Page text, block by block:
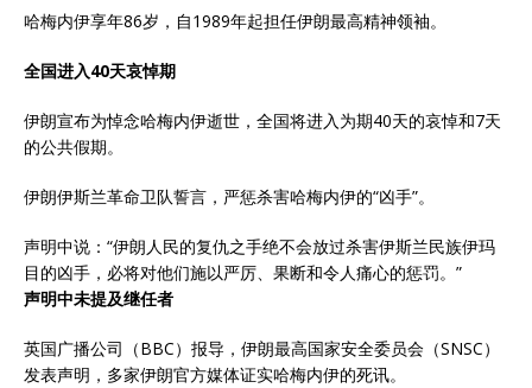
哈梅内伊享年86岁，自1989年起担任伊朗最高精神领袖。
全国进入40天哀悼期
伊朗宣布为悼念哈梅内伊逝世，全国将进入为期40天的哀悼和7天
的公共假期。
伊朗伊斯兰革命卫队誓言，严惩杀害哈梅内伊的“凶手”。
声明中说：“伊朗人民的复仇之手绝不会放过杀害伊斯兰民族伊玛
目的凶手，必将对他们施以严厉、果断和令人痛心的惩罚。”
声明中未提及继任者
英国广播公司（BBC）报导，伊朗最高国家安全委员会（SNSC）
发表声明，多家伊朗官方媒体证实哈梅内伊的死讯。